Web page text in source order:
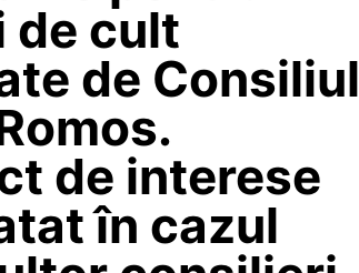
de cult
de Consiliul
de interese
în cazul